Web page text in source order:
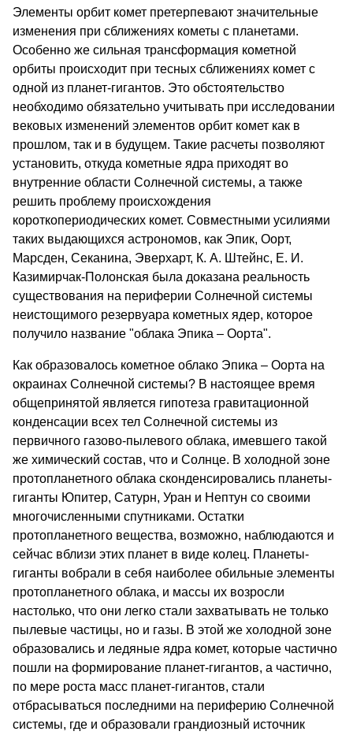
Элементы орбит комет претерпевают значительные
изменения при сближениях кометы с планетами.
Особенно же сильная трансформация кометной
орбиты происходит при тесных сближениях комет с
одной из планет-гигантов. Это обстоятельство
необходимо обязательно учитывать при исследовании
вековых изменений элементов орбит комет как в
прошлом, так и в будущем. Такие расчеты позволяют
установить, откуда кометные ядра приходят во
внутренние области Солнечной системы, а также
решить проблему происхождения
короткопериодических комет. Совместными усилиями
таких выдающихся астрономов, как Эпик, Оорт,
Марсден, Секанина, Эверхарт, К. А. Штейнс, Е. И.
Казимирчак-Полонская была доказана реальность
существования на периферии Солнечной системы
неистощимого резервуара кометных ядер, которое
получило название "облака Эпика – Оорта".
Как образовалось кометное облако Эпика – Оорта на
окраинах Солнечной системы? В настоящее время
общепринятой является гипотеза гравитационной
конденсации всех тел Солнечной системы из
первичного газово-пылевого облака, имевшего такой
же химический состав, что и Солнце. В холодной зоне
протопланетного облака сконденсировались планеты-
гиганты Юпитер, Сатурн, Уран и Нептун со своими
многочисленными спутниками. Остатки
протопланетного вещества, возможно, наблюдаются и
сейчас вблизи этих планет в виде колец. Планеты-
гиганты вобрали в себя наиболее обильные элементы
протопланетного облака, и массы их возросли
настолько, что они легко стали захватывать не только
пылевые частицы, но и газы. В этой же холодной зоне
образовались и ледяные ядра комет, которые частично
пошли на формирование планет-гигантов, а частично,
по мере роста масс планет-гигантов, стали
отбрасываться последними на периферию Солнечной
системы, где и образовали грандиозный источник